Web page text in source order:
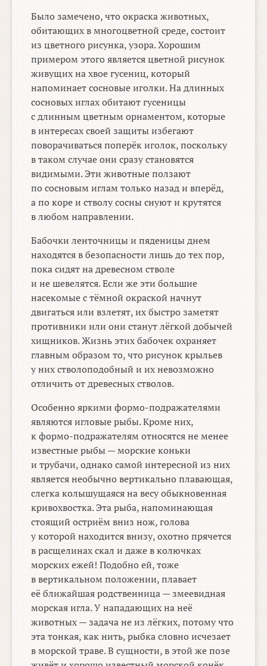
Было замечено, что окраска животных,
обитающих в многоцветной среде, состоит
из цветного рисунка, узора. Хорошим
примером этого является цветной рисунок
живущих на хвое гусениц, который
напоминает сосновые иголки. На длинных
сосновых иглах обитают гусеницы
с длинным цветным орнаментом, которые
в интересах своей защиты избегают
поворачиваться поперёк иголок, поскольку
в таком случае они сразу становятся
видимыми. Эти животные ползают
по сосновым иглам только назад и вперёд,
а по коре и стволу сосны снуют и крутятся
в любом направлении.
Бабочки ленточницы и пяденицы днем
находятся в безопасности лишь до тех пор,
пока сидят на древесном стволе
и не шевелятся. Если же эти большие
насекомые с тёмной окраской начнут
двигаться или взлетят, их быстро заметят
противники или они станут лёгкой добычей
хищников. Жизнь этих бабочек охраняет
главным образом то, что рисунок крыльев
у них стволоподобный и их невозможно
отличить от древесных стволов.
Особенно яркими формо-подражателями
являются игловые рыбы. Кроме них,
к формо-подражателям относятся не менее
известные рыбы — морские коньки
и трубачи, однако самой интересной из них
является необычно вертикально плавающая,
слегка колышущаяся на весу обыкновенная
кривохвостка. Эта рыба, напоминающая
стоящий остриём вниз нож, голова
у которой находится внизу, охотно прячется
в расщелинах скал и даже в колючках
морских ежей! Подобно ей, тоже
в вертикальном положении, плавает
её ближайшая родственница — змеевидная
морская игла. У нападающих на неё
животных — задача не из лёгких, потому что
эта тонкая, как нить, рыбка словно исчезает
в морской траве. В сущности, в этой же позе